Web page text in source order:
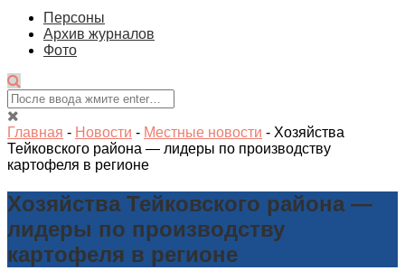
Персоны
Архив журналов
Фото
Главная - Новости - Местные новости - Хозяйства
Тейковского района — лидеры по производству
картофеля в регионе
Хозяйства Тейковского района —
лидеры по производству
картофеля в регионе